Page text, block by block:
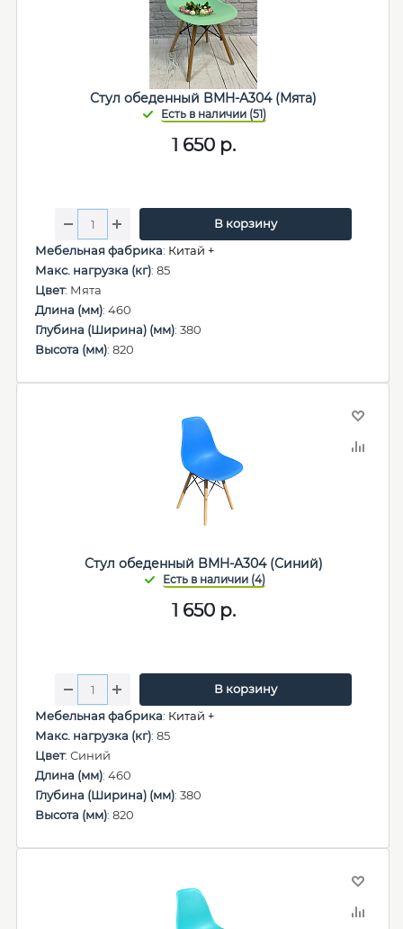
Стул обеденный BMH-A304 (Мята)
1 650р.
В корзину
Мебельная фабрика: Китай +
Макс. нагрузка (кг): 85
Цвет: Мята
Длина (мм): 460
Глубина (Ширина) (мм): 380
Высота (мм): 820
Стул обеденный BMH-A304 (Синий)
1 650р.
В корзину
Мебельная фабрика: Китай +
Макс. нагрузка (кг): 85
Цвет: Синий
Длина (мм): 460
Глубина (Ширина) (мм): 380
Высота (мм): 820